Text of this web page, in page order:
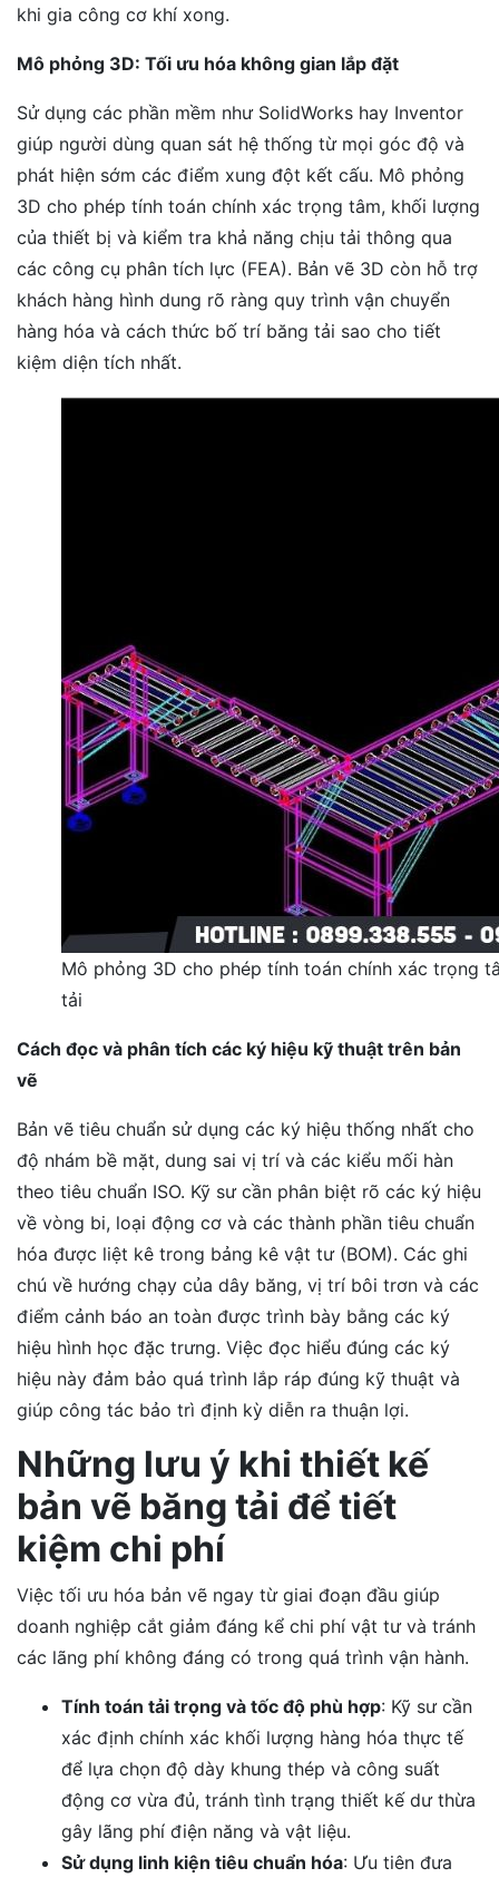
khi gia công cơ khí xong.
Mô phỏng 3D: Tối ưu hóa không gian lắp đặt
Sử dụng các phần mềm như SolidWorks hay Inventor
giúp người dùng quan sát hệ thống từ mọi góc độ và
phát hiện sớm các điểm xung đột kết cấu. Mô phỏng
3D cho phép tính toán chính xác trọng tâm, khối lượng
của thiết bị và kiểm tra khả năng chịu tải thông qua
các công cụ phân tích lực (FEA). Bản vẽ 3D còn hỗ trợ
khách hàng hình dung rõ ràng quy trình vận chuyển
hàng hóa và cách thức bố trí băng tải sao cho tiết
kiệm diện tích nhất.
Mô phỏng 3D cho phép tính toán chính xác trọng
tải
Cách đọc và phân tích các ký hiệu kỹ thuật trên bản
vẽ
Bản vẽ tiêu chuẩn sử dụng các ký hiệu thống nhất cho
độ nhám bề mặt, dung sai vị trí và các kiểu mối hàn
theo tiêu chuẩn ISO. Kỹ sư cần phân biệt rõ các ký hiệu
về vòng bi, loại động cơ và các thành phần tiêu chuẩn
hóa được liệt kê trong bảng kê vật tư (BOM). Các ghi
chú về hướng chạy của dây băng, vị trí bôi trơn và các
điểm cảnh báo an toàn được trình bày bằng các ký
hiệu hình học đặc trưng. Việc đọc hiểu đúng các ký
hiệu này đảm bảo quá trình lắp ráp đúng kỹ thuật và
giúp công tác bảo trì định kỳ diễn ra thuận lợi.
Những lưu ý khi thiết kế
bản vẽ băng tải để tiết
kiệm chi phí
Việc tối ưu hóa bản vẽ ngay từ giai đoạn đầu giúp
doanh nghiệp cắt giảm đáng kể chi phí vật tư và tránh
các lãng phí không đáng có trong quá trình vận hành.
Tính toán tải trọng và tốc độ phù hợp: Kỹ sư cần
xác định chính xác khối lượng hàng hóa thực tế
để lựa chọn độ dày khung thép và công suất
động cơ vừa đủ, tránh tình trạng thiết kế dư thừa
gây lãng phí điện năng và vật liệu.
Sử dụng linh kiện tiêu chuẩn hóa: Ưu tiên đưa